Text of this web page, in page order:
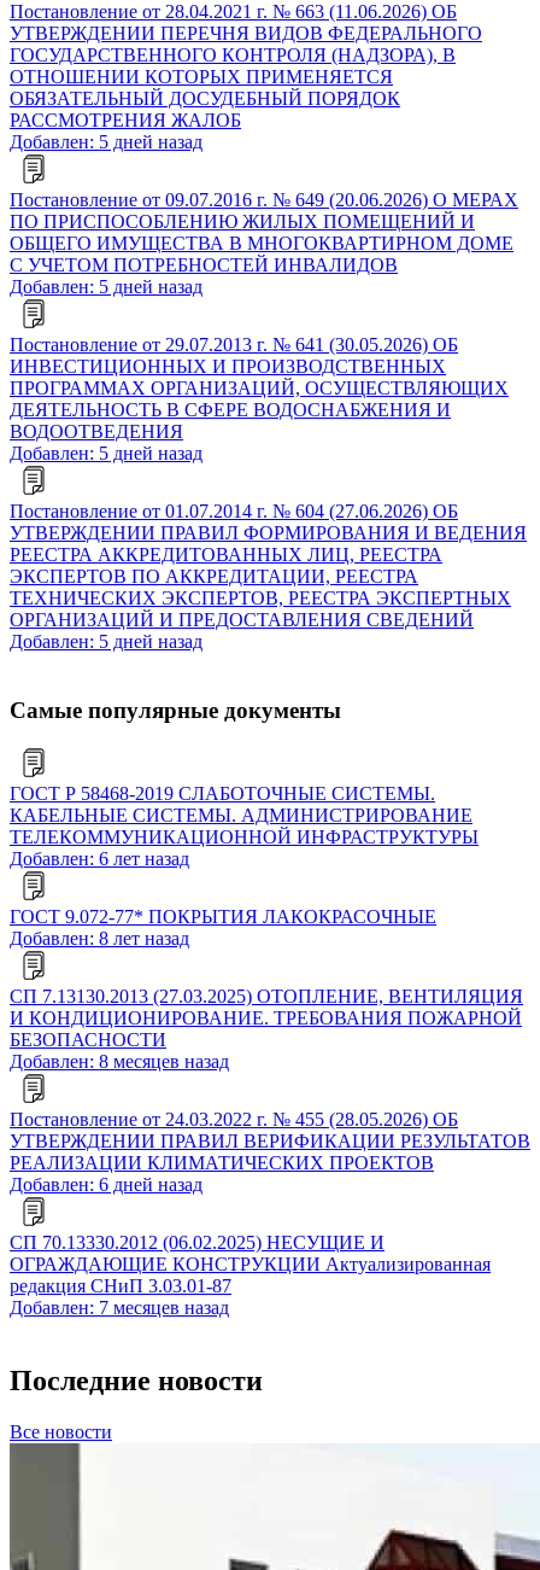
Постановление от 28.04.2021 г. № 663 (11.06.2026) ОБ
УТВЕРЖДЕНИИ ПЕРЕЧНЯ ВИДОВ ФЕДЕРАЛЬНОГО
ГОСУДАРСТВЕННОГО КОНТРОЛЯ (НАДЗОРА), В
ОТНОШЕНИИ КОТОРЫХ ПРИМЕНЯЕТСЯ
ОБЯЗАТЕЛЬНЫЙ ДОСУДЕБНЫЙ ПОРЯДОК
РАССМОТРЕНИЯ ЖАЛОБ
Добавлен: 5 дней назад
Постановление от 09.07.2016 г. № 649 (20.06.2026) О МЕРАХ
ПО ПРИСПОСОБЛЕНИЮ ЖИЛЫХ ПОМЕЩЕНИЙ И
ОБЩЕГО ИМУЩЕСТВА В МНОГОКВАРТИРНОМ ДОМЕ
С УЧЕТОМ ПОТРЕБНОСТЕЙ ИНВАЛИДОВ
Добавлен: 5 дней назад
Постановление от 29.07.2013 г. № 641 (30.05.2026) ОБ
ИНВЕСТИЦИОННЫХ И ПРОИЗВОДСТВЕННЫХ
ПРОГРАММАХ ОРГАНИЗАЦИЙ, ОСУЩЕСТВЛЯЮЩИХ
ДЕЯТЕЛЬНОСТЬ В СФЕРЕ ВОДОСНАБЖЕНИЯ И
ВОДООТВЕДЕНИЯ
Добавлен: 5 дней назад
Постановление от 01.07.2014 г. № 604 (27.06.2026) ОБ
УТВЕРЖДЕНИИ ПРАВИЛ ФОРМИРОВАНИЯ И ВЕДЕНИЯ
РЕЕСТРА АККРЕДИТОВАННЫХ ЛИЦ, РЕЕСТРА
ЭКСПЕРТОВ ПО АККРЕДИТАЦИИ, РЕЕСТРА
ТЕХНИЧЕСКИХ ЭКСПЕРТОВ, РЕЕСТРА ЭКСПЕРТНЫХ
ОРГАНИЗАЦИЙ И ПРЕДОСТАВЛЕНИЯ СВЕДЕНИЙ
Добавлен: 5 дней назад
Самые популярные документы
ГОСТ Р 58468-2019 СЛАБОТОЧНЫЕ СИСТЕМЫ.
КАБЕЛЬНЫЕ СИСТЕМЫ. АДМИНИСТРИРОВАНИЕ
ТЕЛЕКОММУНИКАЦИОННОЙ ИНФРАСТРУКТУРЫ
Добавлен: 6 лет назад
ГОСТ 9.072-77* ПОКРЫТИЯ ЛАКОКРАСОЧНЫЕ
Добавлен: 8 лет назад
СП 7.13130.2013 (27.03.2025) ОТОПЛЕНИЕ, ВЕНТИЛЯЦИЯ
И КОНДИЦИОНИРОВАНИЕ. ТРЕБОВАНИЯ ПОЖАРНОЙ
БЕЗОПАСНОСТИ
Добавлен: 8 месяцев назад
Постановление от 24.03.2022 г. № 455 (28.05.2026) ОБ
УТВЕРЖДЕНИИ ПРАВИЛ ВЕРИФИКАЦИИ РЕЗУЛЬТАТОВ
РЕАЛИЗАЦИИ КЛИМАТИЧЕСКИХ ПРОЕКТОВ
Добавлен: 6 дней назад
СП 70.13330.2012 (06.02.2025) НЕСУЩИЕ И
ОГРАЖДАЮЩИЕ КОНСТРУКЦИИ Актуализированная
редакция СНиП 3.03.01-87
Добавлен: 7 месяцев назад
Последние новости
Все новости